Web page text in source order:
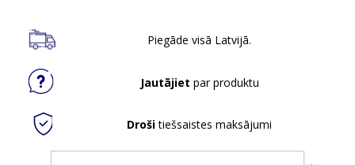
Piegāde visā Latvijā.
Jautājiet par produktu
Drošitiešsaistes maksājumi